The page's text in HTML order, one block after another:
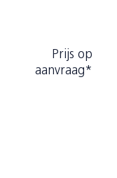
Prijs op
aanvraag*